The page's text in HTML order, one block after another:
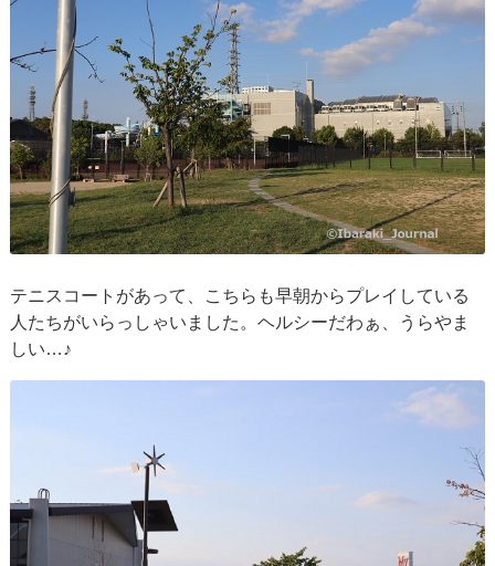
テニスコートがあって、こちらも早朝からプレイしている
人たちがいらっしゃいました。ヘルシーだわぁ、うらやま
しい…♪